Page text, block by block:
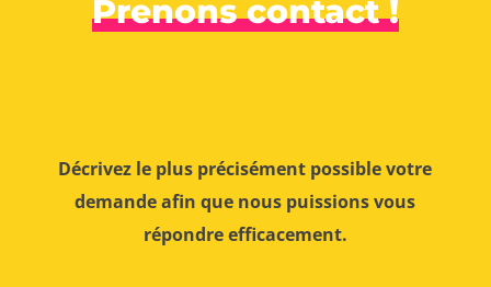
Prenons contact !
Décrivez le plus précisément possible votre
demande afin que nous puissions vous
répondre efficacement.